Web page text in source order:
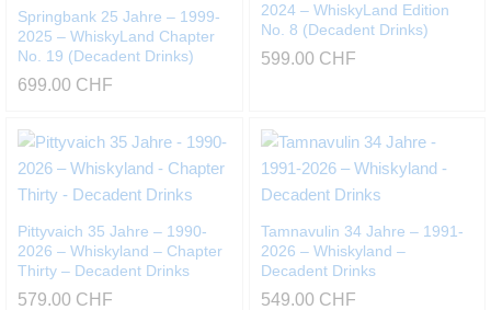
Springbank 25 Jahre – 1999-
2025 – WhiskyLand Chapter
No. 19 (Decadent Drinks)
699.00 CHF
2024 – WhiskyLand Edition
No. 8 (Decadent Drinks)
599.00 CHF
Pittyvaich 35 Jahre – 1990-
2026 – Whiskyland – Chapter
Thirty – Decadent Drinks
579.00 CHF
Tamnavulin 34 Jahre – 1991-
2026 – Whiskyland –
Decadent Drinks
549.00 CHF